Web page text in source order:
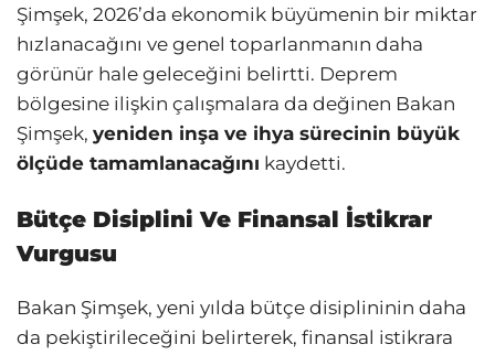
Şimşek, 2026’da ekonomik büyümenin bir miktar
hızlanacağını ve genel toparlanmanın daha
görünür hale geleceğini belirtti. Deprem
bölgesine ilişkin çalışmalara da değinen Bakan
Şimşek, yeniden inşa ve ihya sürecinin büyük
ölçüde tamamlanacağını kaydetti.
Bütçe Disiplini Ve Finansal İstikrar
Vurgusu
Bakan Şimşek, yeni yılda bütçe disiplininin daha
da pekiştirileceğini belirterek, finansal istikrara